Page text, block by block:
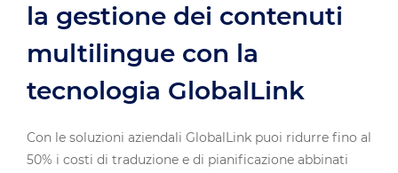
la gestione dei contenuti
multilingue con la
tecnologia GlobalLink
Con le soluzioni aziendali GlobalLink puoi ridurre fino al
50% i costi di traduzione e di pianificazione abbinati